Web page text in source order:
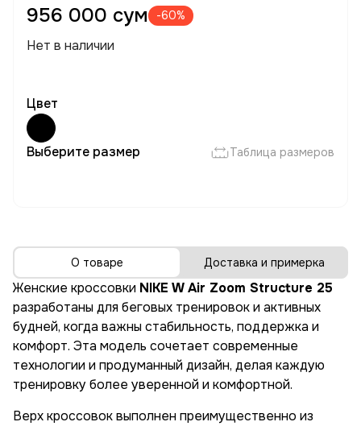
956 000 сум -60%
Нет в наличии
Цвет
Выберите размер Таблица размеров
О товаре Доставка и примерка
Женские кроссовки NIKE W Air Zoom Structure 25
разработаны для беговых тренировок и активных
будней, когда важны стабильность, поддержка и
комфорт. Эта модель сочетает современные
технологии и продуманный дизайн, делая каждую
тренировку более уверенной и комфортной.
Верх кроссовок выполнен преимущественно из